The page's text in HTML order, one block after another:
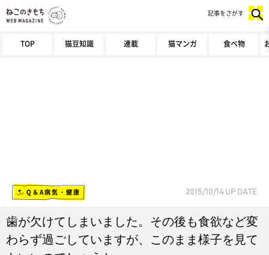
TOP 猫豆知識 連載 猫マンガ 食べ物
記事をさがす
Q＆A病気・健康 2015/10/14 UP DATE
歯が欠けてしまいました。その後も食欲など変
わらず過ごしていますが、このまま様子を見て